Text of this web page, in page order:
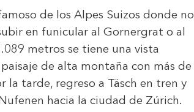
de los Alpes Suizos donde no
en funicular al Gornergrat o al
metros se tiene una vista
de alta montaña con más de
la tarde, regreso a Täsch en tren y
hacia la ciudad de Zúrich.